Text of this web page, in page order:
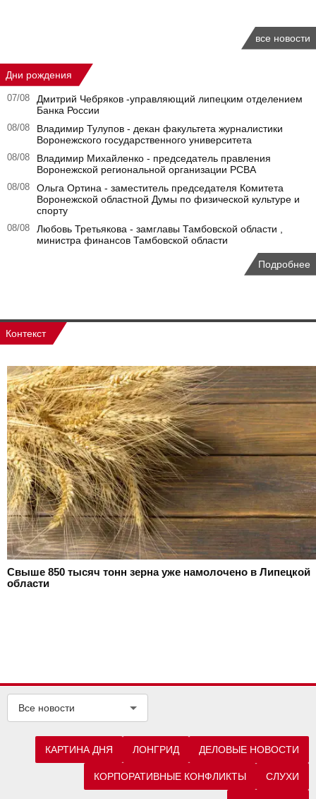
все новости
Дни рождения
07/08
Дмитрий Чебряков -управляющий липецким отделением
Банка России
08/08
Владимир Тулупов - декан факультета журналистики
Воронежского государственного университета
08/08
Владимир Михайленко - председатель правления
Воронежской региональной организации РСВА
08/08
Ольга Ортина - заместитель председателя Комитета
Воронежской областной Думы по физической культуре и
спорту
08/08
Любовь Третьякова - замглавы Тамбовской области ,
министра финансов Тамбовской области
Подробнее
Контекст
Свыше 850 тысяч тонн зерна уже намолочено в Липецкой
области
Все новости
КАРТИНА ДНЯ ЛОНГРИД ДЕЛОВЫЕ НОВОСТИ
КОРПОРАТИВНЫЕ КОНФЛИКТЫ СЛУХИ